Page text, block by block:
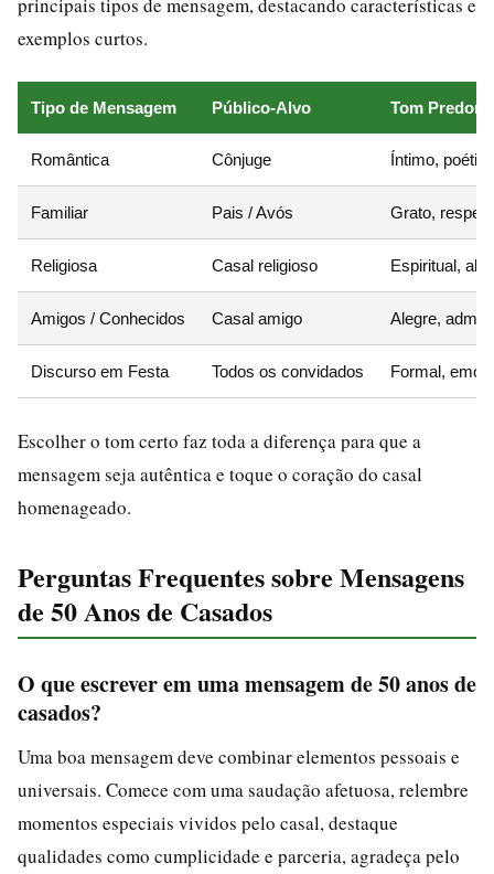
exemplos curtos.
Tipo de Mensagem Público-Alvo Tom
Romântica Cônjuge Íntimo,
Familiar Pais / Avós Grato,
Religiosa Casal religioso Espiritual,
Amigos / Conhecidos Casal amigo Alegre,
Discurso em Festa Todos os convidados Formal,
Escolher o tom certo faz toda a diferença para que a
mensagem seja autêntica e toque o coração do casal
homenageado.
Perguntas Frequentes sobre Mensagens
de 50 Anos de Casados
O que escrever em uma mensagem de 50 anos de
casados?
Uma boa mensagem deve combinar elementos pessoais e
universais. Comece com uma saudação afetuosa, relembre
momentos especiais vividos pelo casal, destaque
qualidades como cumplicidade e parceria, agradeça pelo